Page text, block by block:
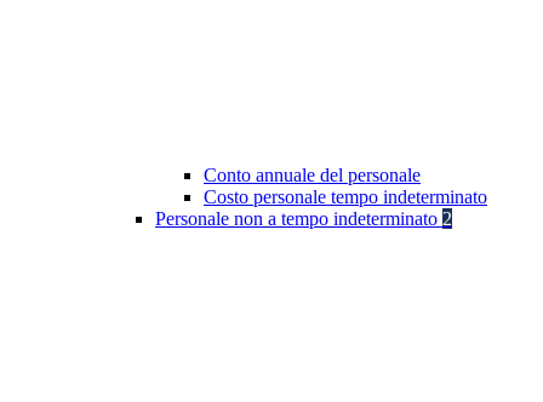
Conto annuale del personale
Costo personale tempo indeterminato
Personale non a tempo indeterminato 2